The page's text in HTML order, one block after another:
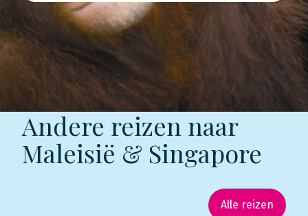
Andere reizen naar
Maleisië & Singapore
Alle reizen